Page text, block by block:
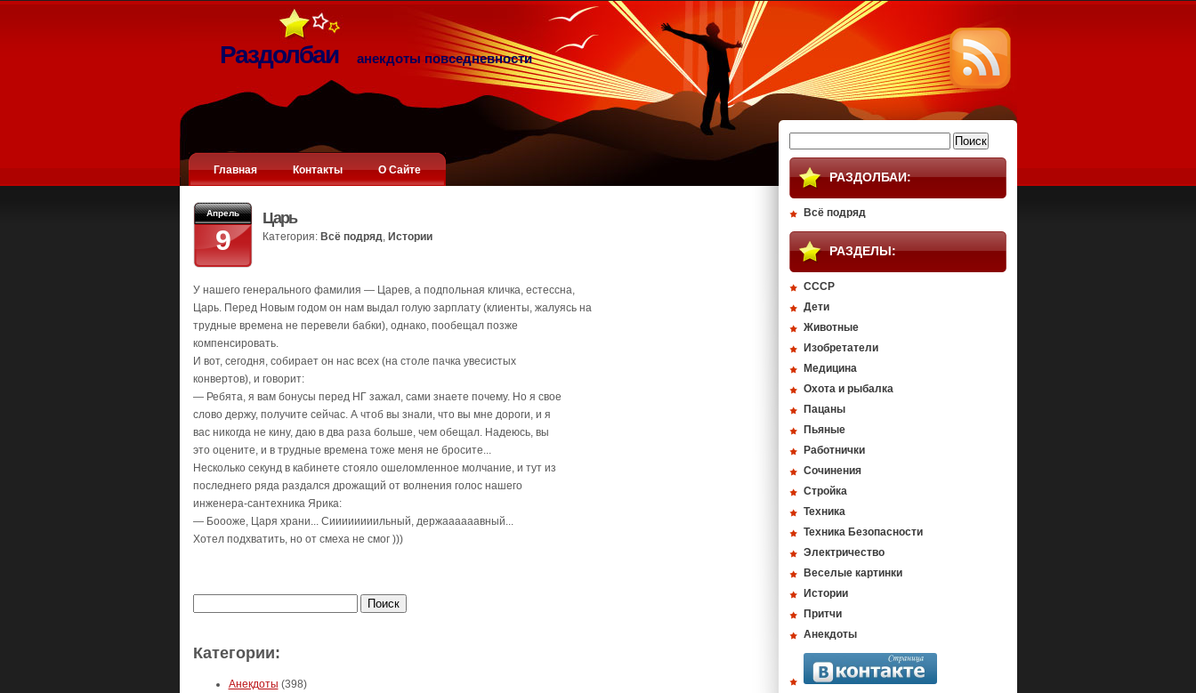
Раздолбаи анекдоты повседневности
Главная Контакты О Сайте
Апрель
9
Царь
Категория: Всё подряд, Истории
У нашего генерального фамилия — Царев, а подпольная кличка, естессна,
Царь. Перед Новым годом он нам выдал голую зарплату (клиенты, жалуясь на
трудные времена не перевели бабки), однако, пообещал позже
компенсировать.
И вот, сегодня, собирает он нас всех (на столе пачка увесистых
конвертов), и говорит:
— Ребята, я вам бонусы перед НГ зажал, сами знаете почему. Но я свое
слово держу, получите сейчас. А чтоб вы знали, что вы мне дороги, и я
вас никогда не кину, даю в два раза больше, чем обещал. Надеюсь, вы
это оцените, и в трудные времена тоже меня не бросите...
Несколько секунд в кабинете стояло ошеломленное молчание, и тут из
последнего ряда раздался дрожащий от волнения голос нашего
инженера-сантехника Ярика:
— Боооже, Царя храни... Сиииииииильный, держаааааавный...
Хотел подхватить, но от смеха не смог )))
Категории:
Анекдоты (398)
РАЗДОЛБАИ:
Всё подряд
РАЗДЕЛЫ:
СССР
Дети
Животные
Изобретатели
Медицина
Охота и рыбалка
Пацаны
Пьяные
Работнички
Сочинения
Стройка
Техника
Техника Безопасности
Электричество
Веселые картинки
Истории
Притчи
Анекдоты